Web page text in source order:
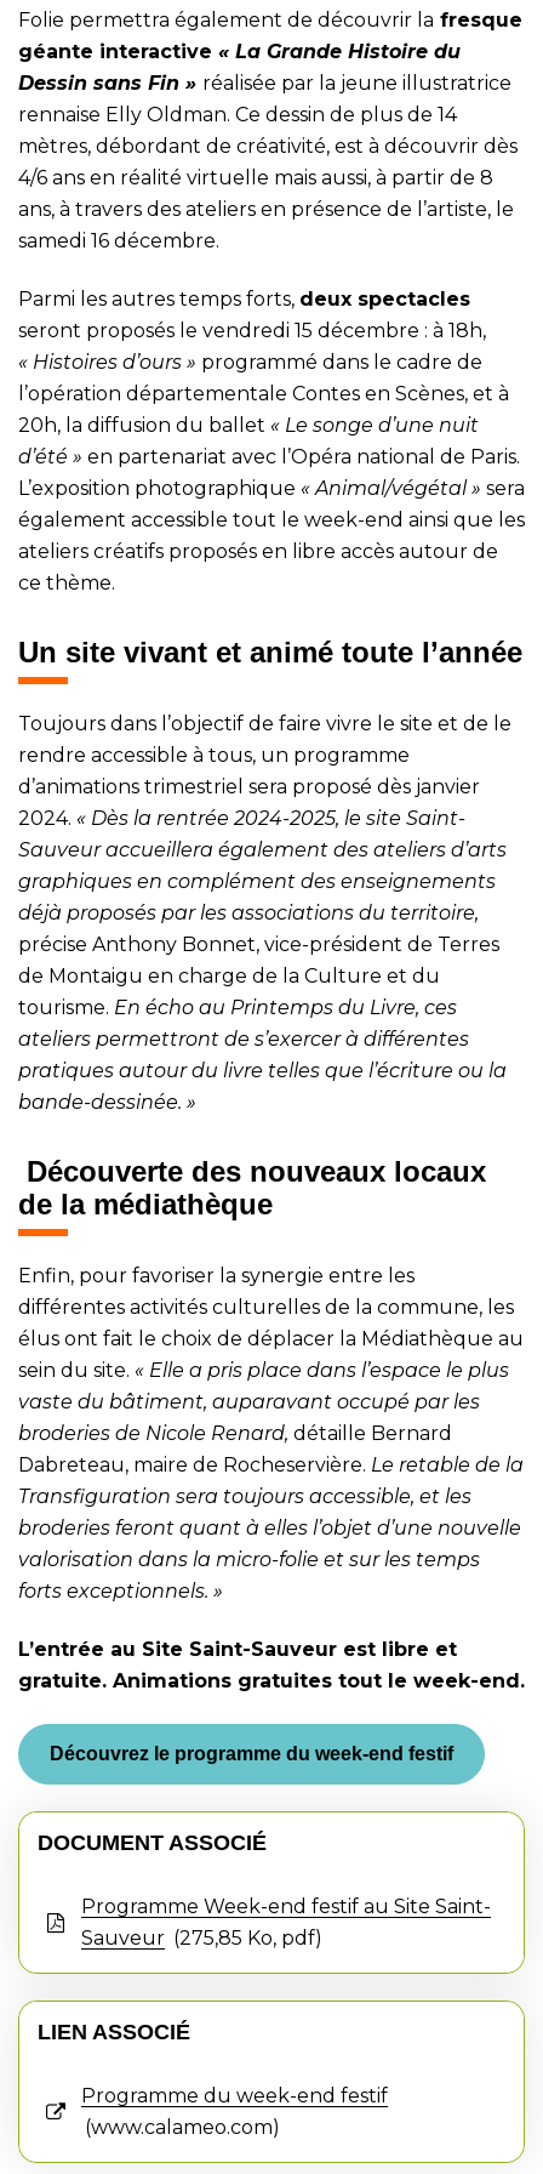
Folie permettra également de découvrir la fresque
géante interactive « La Grande Histoire du
Dessin sans Fin » réalisée par la jeune illustratrice
rennaise Elly Oldman. Ce dessin de plus de 14
mètres, débordant de créativité, est à découvrir dès
4/6 ans en réalité virtuelle mais aussi, à partir de 8
ans, à travers des ateliers en présence de l’artiste, le
samedi 16 décembre.
Parmi les autres temps forts, deux spectacles
seront proposés le vendredi 15 décembre : à 18h,
« Histoires d’ours » programmé dans le cadre de
l’opération départementale Contes en Scènes, et à
20h, la diffusion du ballet « Le songe d’une nuit
d’été » en partenariat avec l’Opéra national de Paris.
L’exposition photographique « Animal/végétal » sera
également accessible tout le week-end ainsi que les
ateliers créatifs proposés en libre accès autour de
ce thème.
Un site vivant et animé toute l’année
Toujours dans l’objectif de faire vivre le site et de le
rendre accessible à tous, un programme
d’animations trimestriel sera proposé dès janvier
2024. « Dès la rentrée 2024-2025, le site Saint-
Sauveur accueillera également des ateliers d’arts
graphiques en complément des enseignements
déjà proposés par les associations du territoire,
précise Anthony Bonnet, vice-président de Terres
de Montaigu en charge de la Culture et du
tourisme. En écho au Printemps du Livre, ces
ateliers permettront de s’exercer à différentes
pratiques autour du livre telles que l’écriture ou la
bande-dessinée. »
Découverte des nouveaux locaux
de la médiathèque
Enfin, pour favoriser la synergie entre les
différentes activités culturelles de la commune, les
élus ont fait le choix de déplacer la Médiathèque au
sein du site. « Elle a pris place dans l’espace le plus
vaste du bâtiment, auparavant occupé par les
broderies de Nicole Renard, détaille Bernard
Dabreteau, maire de Rocheservière. Le retable de la
Transfiguration sera toujours accessible, et les
broderies feront quant à elles l’objet d’une nouvelle
valorisation dans la micro-folie et sur les temps
forts exceptionnels. »
L’entrée au Site Saint-Sauveur est libre et
gratuite. Animations gratuites tout le week-end.
Découvrez le programme du week-end festif
DOCUMENT ASSOCIÉ
Programme Week-end festif au Site Saint-
Sauveur
275,85 Ko, pdf
LIEN ASSOCIÉ
Programme du week-end festif
www.calameo.com